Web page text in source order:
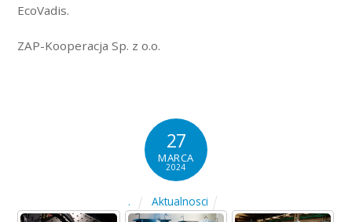
EcoVadis.
ZAP-Kooperacja Sp. z o.o.
27
MARCA
2024
. Aktualnosci